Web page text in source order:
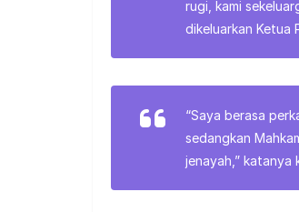
rugi, kami
dikeluarkan Ketua
“Saya berasa
sedangkan
jenayah,” katanya